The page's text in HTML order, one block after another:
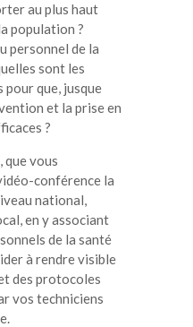
au plus haut
population ?
personnel de la
sont les
que, jusque
et la prise en
?
que vous
conférence la
national,
en y associant
de la santé
à rendre visible
des protocoles
vos techniciens